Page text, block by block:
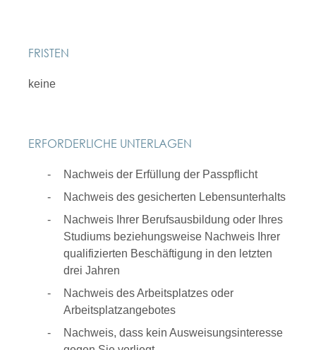
FRISTEN
keine
ERFORDERLICHE UNTERLAGEN
Nachweis der Erfüllung der Passpflicht
Nachweis des gesicherten Lebensunterhalts
Nachweis Ihrer Berufsausbildung oder Ihres
Studiums beziehungsweise Nachweis Ihrer
qualifizierten Beschäftigung in den letzten
drei Jahren
Nachweis des Arbeitsplatzes oder
Arbeitsplatzangebotes
Nachweis, dass kein Ausweisungsinteresse